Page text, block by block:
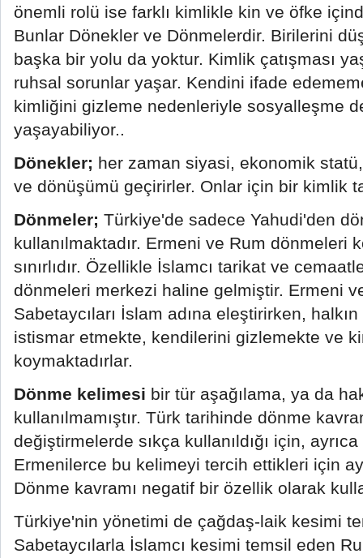
önemli rolü ise farklı kimlikle kin ve öfke
Bunlar Dönekler ve Dönmelerdir. Birilerini
başka bir yolu da yoktur. Kimlik çatışması
ruhsal sorunlar yaşar. Kendini ifade
kimliğini gizleme nedenleriyle sosyalleşme
yaşayabiliyor..
Dönekler; her zaman siyasi, ekonomik
ve dönüşümü geçirirler. Onlar için bir kimlik
Dönmeler; Türkiye'de sadece Yahudi'den
kullanılmaktadır. Ermeni ve Rum dönmeleri
sınırlıdır. Özellikle İslamcı tarikat ve
dönmeleri merkezi haline gelmiştir. Ermeni
Sabetaycıları İslam adına eleştirirken,
istismar etmekte, kendilerini gizlemekte ve
koymaktadırlar.
Dönme kelimesi bir tür aşağılama, ya da
kullanılmamıştır. Türk tarihinde dönme
değiştirmelerde sıkça kullanıldığı için,
Ermenilerce bu kelimeyi tercih ettikleri için
Dönme kavramı negatif bir özellik olarak
Türkiye'nin yönetimi de çağdaş-laik kesimi
Sabetaycılarla İslamcı kesimi temsil eden